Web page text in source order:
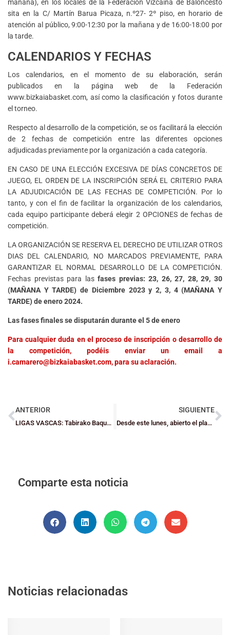
mañana), en los locales de la Federación Vizcaína de Baloncesto
sita en la C/ Martín Barua Picaza, n.º27- 2º piso, en horario de
atención al público, 9:00-12:30 por la mañana y de 16:00-18:00 por
la tarde.
CALENDARIOS Y FECHAS
Los calendarios, en el momento de su elaboración, serán
publicados en la página web de la Federación
www.bizkaiabasket.com, así como la clasificación y fotos durante
el torneo.
Respecto al desarrollo de la competición, se os facilitará la elección
de 2 fechas de competición entre las diferentes opciones
adjudicadas previamente por la organización a cada categoría.
EN CASO DE UNA ELECCIÓN EXCESIVA DE DÍAS CONCRETOS DE
JUEGO, EL ORDEN DE LA INSCRIPCIÓN SERÁ EL CRITERIO PARA
LA ADJUDICACIÓN DE LAS FECHAS DE COMPETICIÓN. Por lo
tanto, y con el fin de facilitar la organización de los calendarios,
cada equipo participante deberá elegir 2 OPCIONES de fechas de
competición.
LA ORGANIZACIÓN SE RESERVA EL DERECHO DE UTILIZAR OTROS
DIAS DEL CALENDARIO, NO MARCADOS PREVIAMENTE, PARA
GARANTIZAR EL NORMAL DESARROLLO DE LA COMPETICIÓN.
Fechas previstas para lasfases previas: 23, 26, 27, 28, 29, 30
(MAÑANA Y TARDE) de Diciembre 2023 y 2, 3, 4 (MAÑANA Y
TARDE) de enero 2024.
Las fases finales se disputarán durante el 5 de enero
Para cualquier duda en el proceso de inscripción o desarrollo de
la competición, podéis enviar un email a
i.camarero@bizkaiabasket.com, para su aclaración.
ANTERIOR
LIGAS VASCAS: Tabirako Baqué pone rumbo a la A1 desde Barakaldo
SIGUIENTE
Desde este lunes, abierto el plazo de inscripción al Curso de Técnico Deportivo en Baloncesto – Ciclo Inicial
Comparte esta noticia
Noticias relacionadas